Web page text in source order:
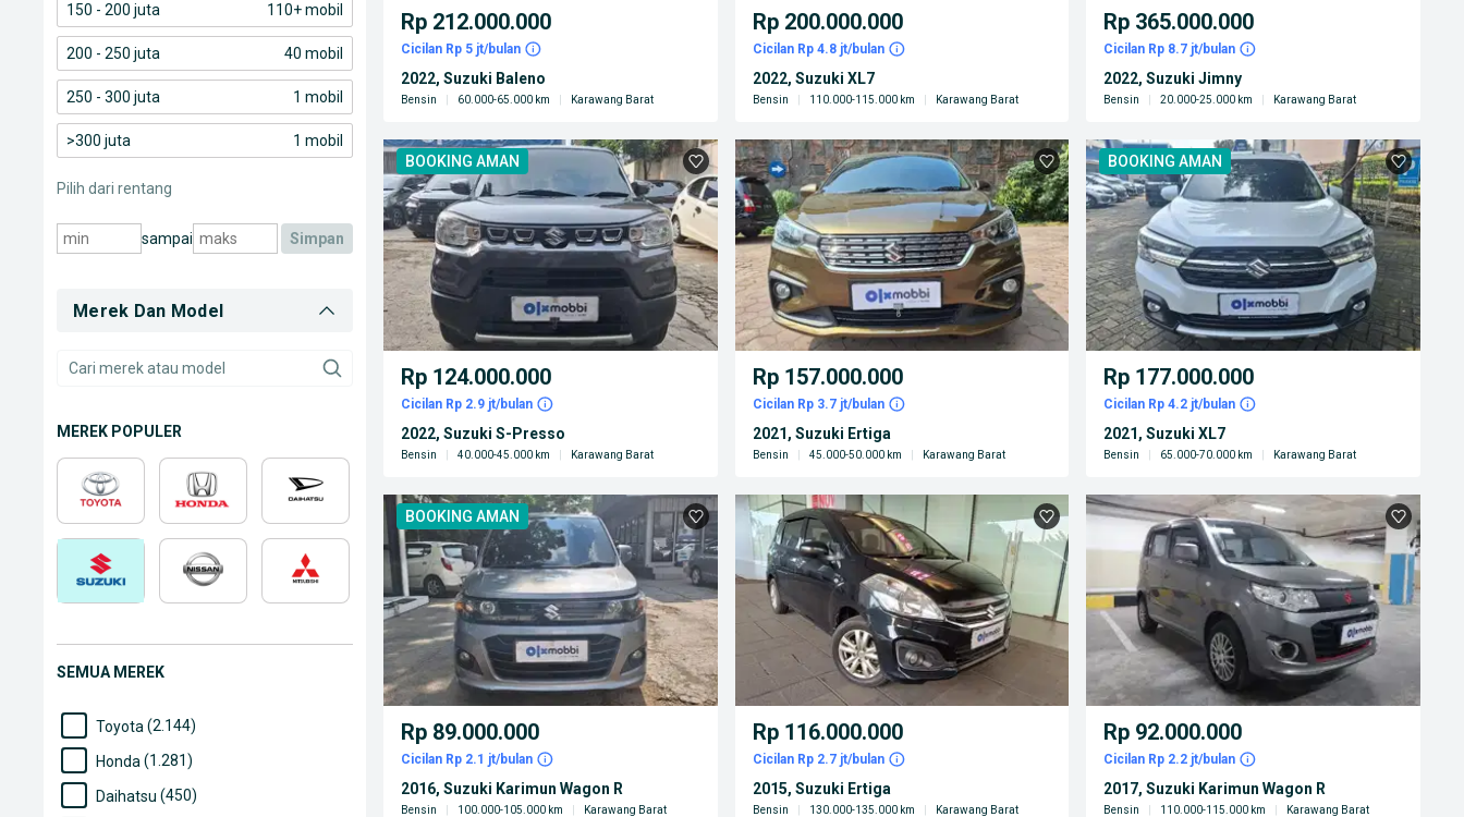
150 - 200 juta 110+ mobil
200 - 250 juta 40 mobil
250 - 300 juta 1 mobil
>300 juta 1 mobil
Pilih dari rentang
sampai simpan
Merek Dan Model
MEREK POPULER
SEMUA MEREK
Toyota (2.144)
Honda (1.281)
Daihatsu (450)
Rp 212.000.000
Cicilan Rp 5 jt/bulan
2022, Suzuki Baleno
Bensin 60.000-65.000 km Karawang Barat
Rp 200.000.000
Cicilan Rp 4.8 jt/bulan
2022, Suzuki XL7
Bensin 110.000-115.000 km Karawang Barat
Rp 365.000.000
Cicilan Rp 8.7 jt/bulan
2022, Suzuki Jimny
Bensin 20.000-25.000 km Karawang Barat
BOOKING AMAN
Rp 124.000.000
Cicilan Rp 2.9 jt/bulan
2022, Suzuki S-Presso
Bensin 40.000-45.000 km Karawang Barat
Rp 157.000.000
Cicilan Rp 3.7 jt/bulan
2021, Suzuki Ertiga
Bensin 45.000-50.000 km Karawang Barat
BOOKING AMAN
Rp 177.000.000
Cicilan Rp 4.2 jt/bulan
2021, Suzuki XL7
Bensin 65.000-70.000 km Karawang Barat
BOOKING AMAN
Rp 89.000.000
Cicilan Rp 2.1 jt/bulan
2016, Suzuki Karimun Wagon R
Bensin 100.000-105.000 km Karawang Barat
Rp 116.000.000
Cicilan Rp 2.7 jt/bulan
2015, Suzuki Ertiga
Bensin 130.000-135.000 km Karawang Barat
Rp 92.000.000
Cicilan Rp 2.2 jt/bulan
2017, Suzuki Karimun Wagon R
Bensin 110.000-115.000 km Karawang Barat